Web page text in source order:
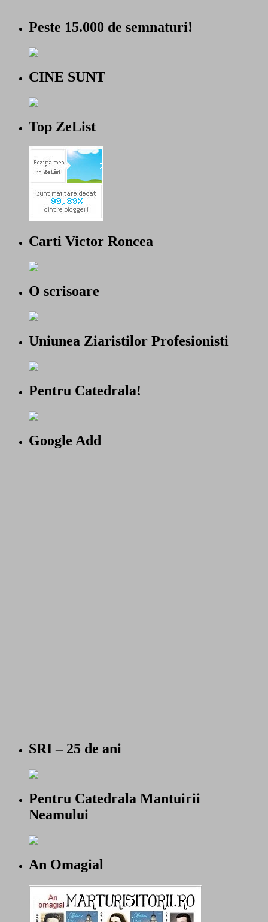
Peste 15.000 de semnaturi!
CINE SUNT
Top ZeList
Carti Victor Roncea
O scrisoare
Uniunea Ziaristilor Profesionisti
Pentru Catedrala!
Google Add
SRI – 25 de ani
Pentru Catedrala Mantuirii
Neamului
An Omagial